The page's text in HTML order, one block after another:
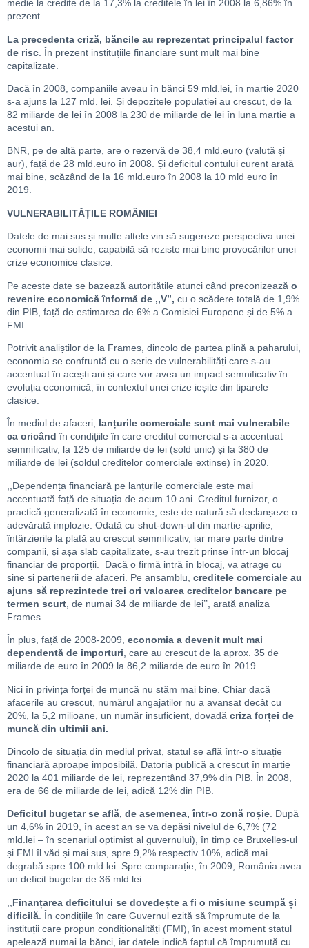
medie la credite de la 17,3% la creditele în lei în 2008 la 6,86% în
prezent.
La precedenta criză, băncile au reprezentat principalul factor
de risc . În prezent instituțiile financiare sunt mult mai bine
capitalizate.
Dacă în 2008, companiile aveau în bănci 59 mld.lei, în martie 2020
s-a ajuns la 127 mld. lei. Și depozitele populației au crescut, de la
82 miliarde de lei în 2008 la 230 de miliarde de lei în luna martie a
acestui an.
BNR, pe de altă parte, are o rezervă de 38,4 mld.euro (valută și
aur), față de 28 mld.euro în 2008. Și deficitul contului curent arată
mai bine, scăzând de la 16 mld.euro în 2008 la 10 mld euro în
2019.
VULNERABILITĂȚILE ROMÂNIEI
Datele de mai sus și multe altele vin să sugereze perspectiva unei
economii mai solide, capabilă să reziste mai bine provocărilor unei
crize economice clasice.
Pe aceste date se bazează autoritățile atunci când preconizează o
revenire economică înformă de ,,V’’, cu o scădere totală de 1,9%
din PIB, față de estimarea de 6% a Comisiei Europene și de 5% a
FMI.
Potrivit analiștilor de la Frames, dincolo de partea plină a paharului,
economia se confruntă cu o serie de vulnerabilități care s-au
accentuat în acești ani și care vor avea un impact semnificativ în
evoluția economică, în contextul unei crize ieșite din tiparele
clasice.
În mediul de afaceri, lanțurile comerciale sunt mai vulnerabile
ca oricând în condițiile în care creditul comercial s-a accentuat
semnificativ, la 125 de miliarde de lei (sold unic) şi la 380 de
miliarde de lei (soldul creditelor comerciale extinse) în 2020.
,,Dependența financiară pe lanțurile comerciale este mai
accentuată față de situația de acum 10 ani. Creditul furnizor, o
practică generalizată în economie, este de natură să declanșeze o
adevărată implozie. Odată cu shut-down-ul din martie-aprilie,
întârzierile la plată au crescut semnificativ, iar mare parte dintre
companii, și așa slab capitalizate, s-au trezit prinse într-un blocaj
financiar de proporții. Dacă o firmă intră în blocaj, va atrage cu
sine și partenerii de afaceri. Pe ansamblu, creditele comerciale au
ajuns să reprezintede trei ori valoarea creditelor bancare pe
termen scurt , de numai 34 de miliarde de lei’’, arată analiza
Frames.
În plus, față de 2008-2009, economia a devenit mult mai
dependentă de importuri , care au crescut de la aprox. 35 de
miliarde de euro în 2009 la 86,2 miliarde de euro în 2019.
Nici în privința forței de muncă nu stăm mai bine. Chiar dacă
afacerile au crescut, numărul angajaților nu a avansat decât cu
20%, la 5,2 milioane, un număr insuficient, dovadă criza forței de
muncă din ultimii ani.
Dincolo de situația din mediul privat, statul se află într-o situație
financiară aproape imposibilă. Datoria publică a crescut în martie
2020 la 401 miliarde de lei, reprezentând 37,9% din PIB. În 2008,
era de 66 de miliarde de lei, adică 12% din PIB.
Deficitul bugetar se află, de asemenea, într-o zonă roșie. După
un 4,6% în 2019, în acest an se va depăși nivelul de 6,7% (72
mld.lei – în scenariul optimist al guvernului), în timp ce Bruxelles-ul
și FMI îl văd și mai sus, spre 9,2% respectiv 10%, adică mai
degrabă spre 100 mld.lei. Spre comparație, în 2009, România avea
un deficit bugetar de 36 mld lei.
Finanțarea deficitului se dovedește a fi o misiune scumpă și
dificilă . În condițiile în care Guvernul ezită să împrumute de la
instituții care propun condiționalități (FMI), în acest moment statul
apelează numai la bănci, iar datele indică faptul că împrumută cu